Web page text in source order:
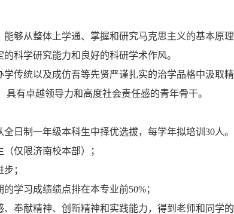
够从整体上学通、掌握和研究马克思主义的基本原理
科学研究能力和良好的科研学术作风。
学传统以及成仿吾等先贤严谨扎实的治学品格中汲取
有卓越领导力和高度社会责任感的青年骨干。
日制一年级本科生中择优选拔，每学年拟培训 30人
仅限济南校本部）；
；
的学习成绩绩点排在本专业前50%；
奉献精神、创新精神和实践能力，得到老师和同学的